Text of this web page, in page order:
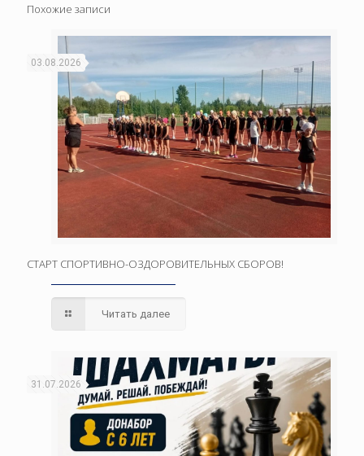
Похожие записи
03.08.2026
СТАРТ СПОРТИВНО-ОЗДОРОВИТЕЛЬНЫХ СБОРОВ!
Читать далее
31.07.2026